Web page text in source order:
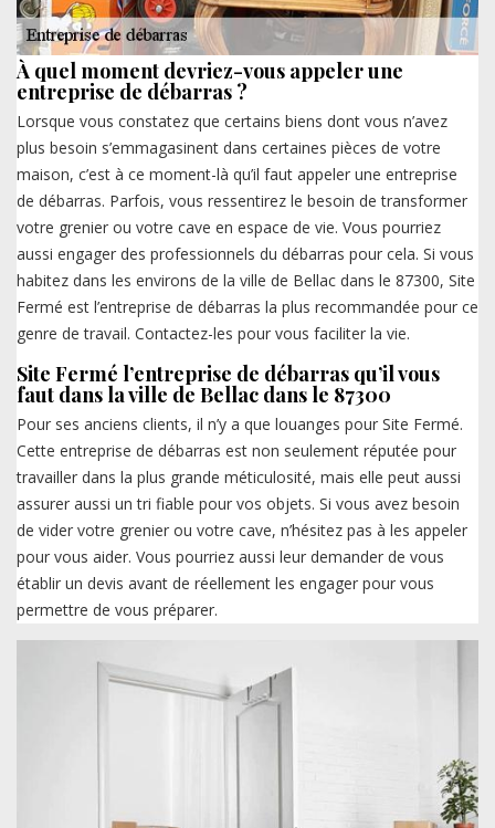
À quel moment devriez-vous appeler une
entreprise de débarras ?
Lorsque vous constatez que certains biens dont vous n’avez
plus besoin s’emmagasinent dans certaines pièces de votre
maison, c’est à ce moment-là qu’il faut appeler une entreprise
de débarras. Parfois, vous ressentirez le besoin de transformer
votre grenier ou votre cave en espace de vie. Vous pourriez
aussi engager des professionnels du débarras pour cela. Si vous
habitez dans les environs de la ville de Bellac dans le 87300, Site
Fermé est l’entreprise de débarras la plus recommandée pour ce
genre de travail. Contactez-les pour vous faciliter la vie.
Site Fermé l’entreprise de débarras qu’il vous
faut dans la ville de Bellac dans le 87300
Pour ses anciens clients, il n’y a que louanges pour Site Fermé.
Cette entreprise de débarras est non seulement réputée pour
travailler dans la plus grande méticulosité, mais elle peut aussi
assurer aussi un tri fiable pour vos objets. Si vous avez besoin
de vider votre grenier ou votre cave, n’hésitez pas à les appeler
pour vous aider. Vous pourriez aussi leur demander de vous
établir un devis avant de réellement les engager pour vous
permettre de vous préparer.